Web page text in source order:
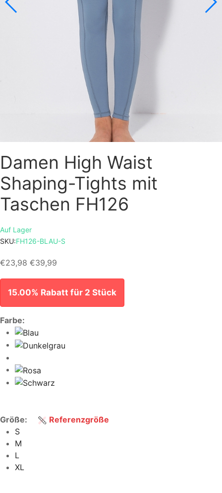
Damen High Waist
Shaping-Tights mit
Taschen FH126
Auf Lager
SKU:FH126-BLAU-S
€23,98 €39,99
15.00% Rabatt für 2 Stück
Farbe:
Größe:
Referenzgröße
S
M
L
XL